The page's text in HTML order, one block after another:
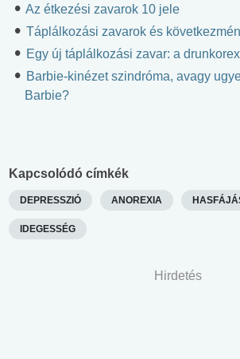
Az étkezési zavarok 10 jele
Táplálkozási zavarok és
Egy új táplálkozási zavar: a
Barbie-kinézet szindróma, avagy
Barbie?
Kapcsolódó címkék
DEPRESSZIÓ ANOREXIA
IDEGESSÉG
Hirdetés